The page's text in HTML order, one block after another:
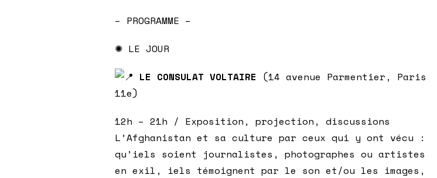
– PROGRAMME –
✺ LE JOUR
LE CONSULAT VOLTAIRE (14 avenue Parmentier, Paris
11e)
12h – 21h / Exposition, projection, discussions
L’Afghanistan et sa culture par ceux qui y ont vécu :
qu’iels soient journalistes, photographes ou artistes
en exil, iels témoignent par le son et/ou les images,